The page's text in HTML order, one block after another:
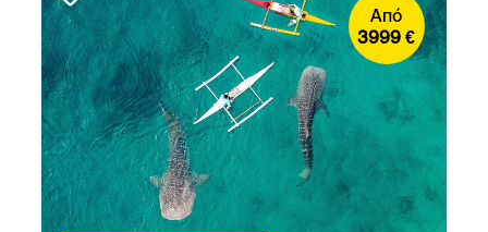
συγκεκριμένες προτάσεις και να
εσύ τοπότε;
Από
3999 €